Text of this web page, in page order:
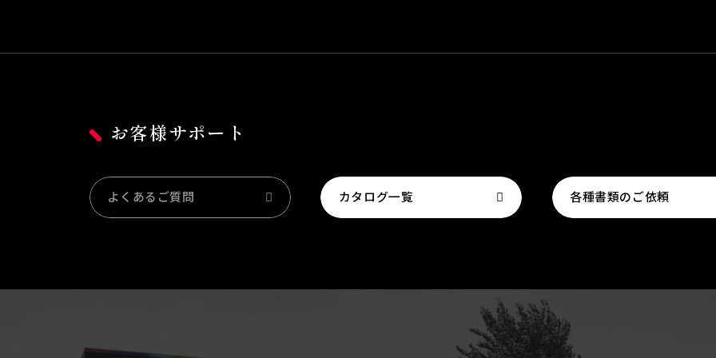
お客様サポート
よくあるご質問 カタログ一覧 各種書類のご依頼